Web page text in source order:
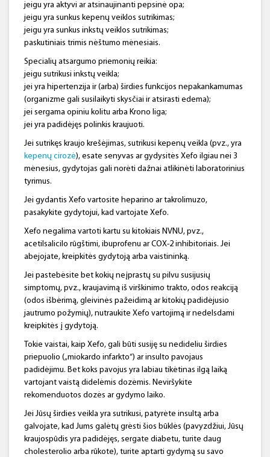
jeigu yra aktyvi ar atsinaujinanti pepsinė opa;
jeigu yra sunkus kepenų veiklos sutrikimas;
jeigu yra sunkus inkstų veiklos sutrikimas;
paskutiniais trimis nėštumo mėnesiais.
Specialių atsargumo priemonių reikia:
jeigu sutrikusi inkstų veikla;
jei yra hipertenzija ir (arba) širdies funkcijos nepakankamumas
(organizme gali susilaikyti skysčiai ir atsirasti edema);
jei sergama opiniu kolitu arba Krono liga;
jei yra padidėjęs polinkis kraujuoti.
Jei sutrikęs kraujo krešėjimas, sutrikusi kepenų veikla (pvz., yra
kepenų cirozė), esate senyvas ar gydysitės Xefo ilgiau nei 3
mėnesius, gydytojas gali norėti dažnai atlikinėti laboratorinius
tyrimus.
Jei gydantis Xefo vartosite heparino ar takrolimuzo,
pasakykite gydytojui, kad vartojate Xefo.
Xefo negalima vartoti kartu su kitokiais NVNU, pvz.,
acetilsalicilo rūgštimi, ibuprofenu ar COX-2 inhibitoriais. Jei
abejojate, kreipkitės gydytoją arba vaistininką.
Jei pastebėsite bet kokių neįprastų su pilvu susijusių
simptomų, pvz., kraujavimą iš virškinimo trakto, odos reakciją
(odos išbėrimą, gleivinės pažeidimą ar kitokių padidėjusio
jautrumo požymių), nutraukite Xefo vartojimą ir nedelsdami
kreipkitės į gydytoją.
Tokie vaistai, kaip Xefo, gali būti susiję su nedideliu širdies
priepuolio („miokardo infarkto“) ar insulto pavojaus
padidėjimu. Bet koks pavojus yra labiau tikėtinas ilgą laiką
vartojant vaistą didelėmis dozėmis. Neviršykite
rekomenduotos dozės ar gydymo laiko.
Jei Jūsų širdies veikla yra sutrikusi, patyrėte insultą arba
galvojate, kad Jums galėtų grėsti šios būklės (pavyzdžiui, Jūsų
kraujospūdis yra padidėjęs, sergate diabetu, turite daug
cholesterolio arba rūkote), turite aptarti gydymą su savo